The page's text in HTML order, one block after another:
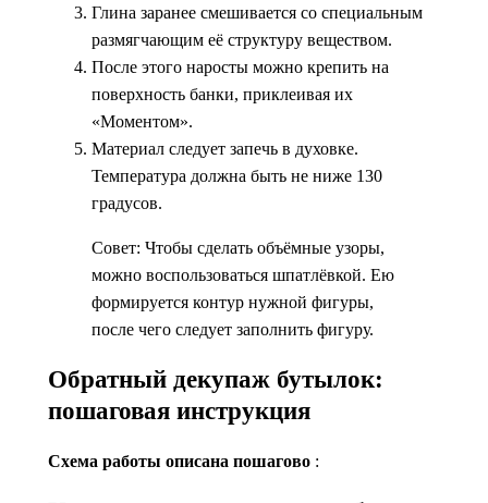
Глина заранее смешивается со специальным
размягчающим её структуру веществом.
После этого наросты можно крепить на
поверхность банки, приклеивая их
«Моментом».
Материал следует запечь в духовке.
Температура должна быть не ниже 130
градусов.
Совет: Чтобы сделать объёмные узоры,
можно воспользоваться шпатлёвкой. Ею
формируется контур нужной фигуры,
после чего следует заполнить фигуру.
Обратный декупаж бутылок:
пошаговая инструкция
Схема работы описана пошагово :